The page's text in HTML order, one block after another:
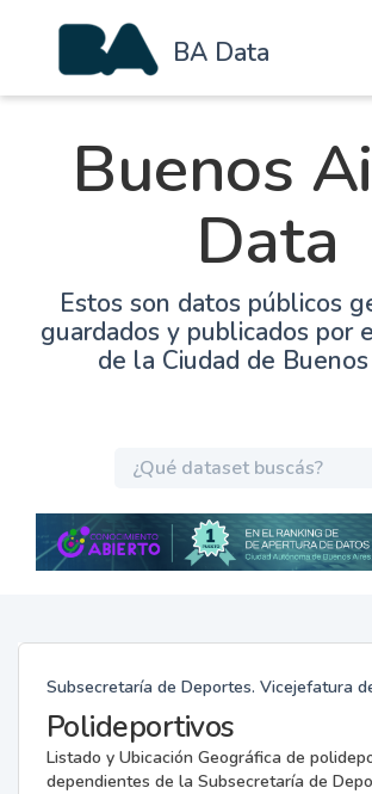
BA Data
Buenos
Data
Estos son datos públicos
guardados y publicados por
de la Ciudad de
Subsecretaría de Deportes. Vicejefatura
Polideportivos
Listado y Ubicación Geográfica de
dependientes de la Subsecretaría de